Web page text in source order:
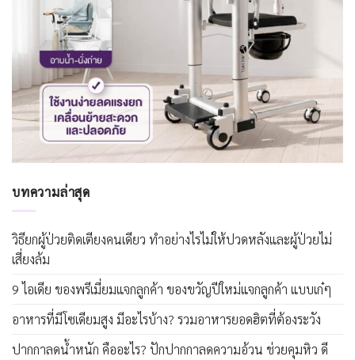
บทความล่าสุด
วิธียกผู้ป่วยติดเตียงคนเดียว ทำอย่างไรไม่ให้ปวดหลังและผู้ป่วยไม่
เสี่ยงล้ม
9 ไอเดีย ของพรีเมี่ยมแจกลูกค้า ของขวัญปีใหม่แจกลูกค้า แบบเก๋ๆ
อาหารที่มีโซเดียมสูง มีอะไรบ้าง? รวมอาหารยอดฮิตที่ต้องระวัง
ปากกาลดน้ำหนัก คืออะไร? ปักปากกาลดความอ้วน ช่วยคุมหิว ดี